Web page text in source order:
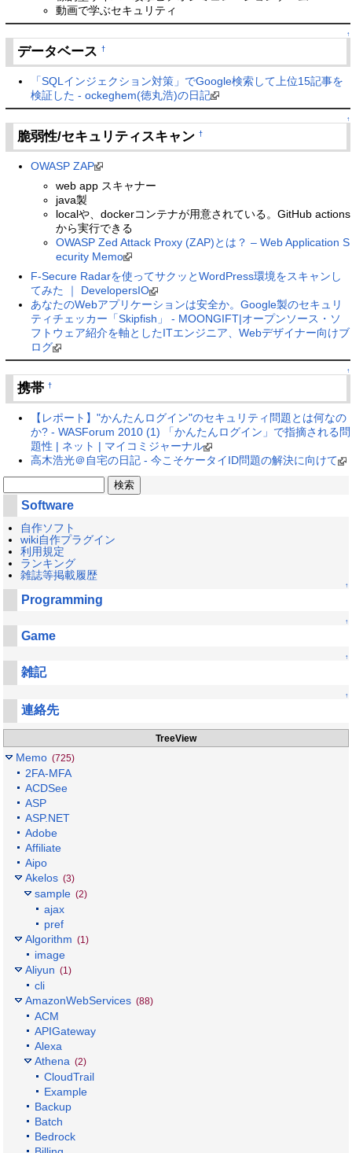
動画で学ぶセキュリティ
↑
データベース†
「SQLインジェクション対策」でGoogle検索して上位15記事を
検証した - ockeghem(徳丸浩)の日記
↑
脆弱性/セキュリティスキャン†
OWASP ZAP
web app スキャナー
java製
localや、dockerコンテナが用意されている。GitHub actions
から実行できる
OWASP Zed Attack Proxy (ZAP)とは？ – Web Application S
ecurity Memo
F-Secure Radarを使ってサクッとWordPress環境をスキャンし
てみた ｜ DevelopersIO
あなたのWebアプリケーションは安全か。Google製のセキュリ
ティチェッカー「Skipfish」 - MOONGIFT|オープンソース・ソ
フトウェア紹介を軸としたITエンジニア、Webデザイナー向けブ
ログ
↑
携帯†
【レポート】"かんたんログイン"のセキュリティ問題とは何なの
か? - WASForum 2010 (1) 「かんたんログイン」で指摘される問
題性 | ネット | マイコミジャーナル
高木浩光＠自宅の日記 - 今こそケータイID問題の解決に向けて
Software
自作ソフト
wiki自作プラグイン
利用規定
ランキング
雑誌等掲載履歴
↑
Programming
↑
Game
↑
雑記
↑
連絡先
TreeView
Memo (725)
2FA-MFA
ACDSee
ASP
ASP.NET
Adobe
Affiliate
Aipo
Akelos (3)
sample (2)
ajax
pref
Algorithm (1)
image
Aliyun (1)
cli
AmazonWebServices (88)
ACM
APIGateway
Alexa
Athena (2)
CloudTrail
Example
Backup
Batch
Bedrock